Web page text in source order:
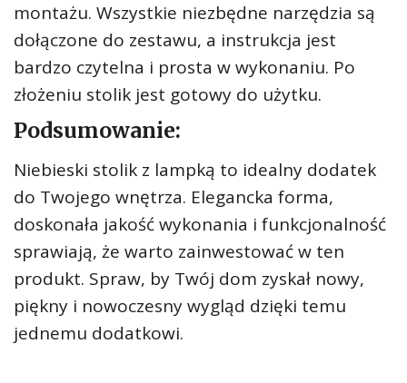
montażu. Wszystkie niezbędne narzędzia są
dołączone do zestawu, a instrukcja jest
bardzo czytelna i prosta w wykonaniu. Po
złożeniu stolik jest gotowy do użytku.
Podsumowanie:
Niebieski stolik z lampką to idealny dodatek
do Twojego wnętrza. Elegancka forma,
doskonała jakość wykonania i funkcjonalność
sprawiają, że warto zainwestować w ten
produkt. Spraw, by Twój dom zyskał nowy,
piękny i nowoczesny wygląd dzięki temu
jednemu dodatkowi.